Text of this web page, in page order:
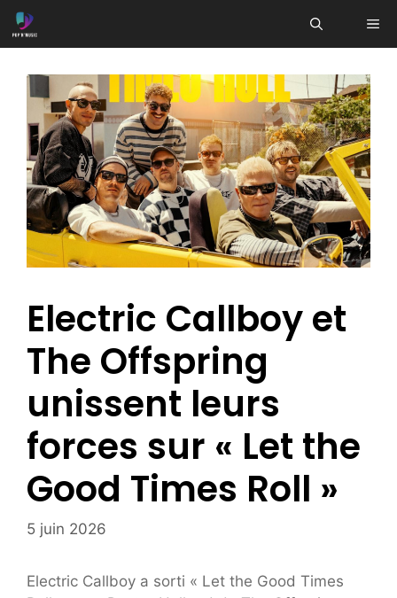
Aller
au
Electric Callboy et
The Offspring
unissent leurs
forces sur « Let the
Good Times Roll »
5 juin 2026
Electric Callboy a sorti « Let the Good Times